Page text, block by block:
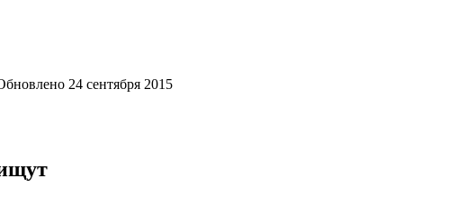
24 сентября 2015